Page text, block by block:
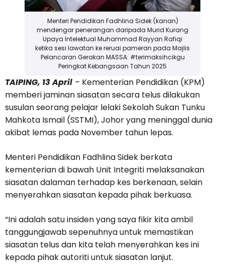
Menteri Pendidikan Fadhlina Sidek (kanan)
mendengar penerangan daripada Murid Kurang
Upaya Intelektual Muhammad Rayyan Rafiqi
ketika sesi lawatan ke reruai pameran pada Majlis
Pelancaran Gerakan MASSA: #terimaksihcikgu
Peringkat Kebangsaan Tahun 2025
TAIPING, 13 April – Kementerian Pendidikan (KPM)
memberi jaminan siasatan secara telus dilakukan
susulan seorang pelajar lelaki Sekolah Sukan Tunku
Mahkota Ismail (SSTMI), Johor yang meninggal dunia
akibat lemas pada November tahun lepas.
Menteri Pendidikan Fadhlina Sidek berkata
kementerian di bawah Unit Integriti melaksanakan
siasatan dalaman terhadap kes berkenaan, selain
menyerahkan siasatan kepada pihak berkuasa.
“Ini adalah satu insiden yang saya fikir kita ambil
tanggungjawab sepenuhnya untuk memastikan
siasatan telus dan kita telah menyerahkan kes ini
kepada pihak autoriti untuk siasatan lanjut.